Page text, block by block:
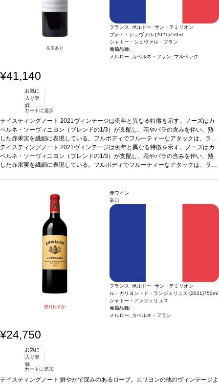
在庫あり
フランス ボルドー サン・テミリオン
プティ・シュヴァル (2021)750ml
シャトー・シュヴァル・ブラン
葡萄品種:
メルロー, カベルネ・フラン, マルベック
¥41,140
お気に
入り登
録
カートに追加
テイスティングノート 2021ヴィンテージは例年と異なる特徴を示す。ノーズはカ
ベルネ・ソーヴィニヨン（ブレンドの1/3）が支配し、花やバラの含みを伴い、熟
した赤果実を繊細に表現している。フルボディでフルーティーなアタックは、ラズ
ベリーを含み、たっぷりとしたミッドパレットを感じる。タンニンが多く、素直な
ストラクチャーで、高い熟成のポテンシャルを感じさせる。葡萄品種60% メルロ
ー、33% カベルネ・ソーヴィニヨン、7% カベルネ・フラン
テイスティングノート 2021ヴィンテージは例年と異なる特徴を示す。ノーズはカ
ベルネ・ソーヴィニヨン（ブレンドの1/3）が支配し、花やバラの含みを伴い、熟
した赤果実を繊細に表現している。フルボディでフルーティーなアタックは、ラズ
ー、33% カベルネ・ソーヴィニヨン、7% カベルネ・フラン
残りわずか
赤ワイン
辛口
フランス ボルドー サン・テミリオン
ル・カリヨン・ド・ランジェリュス (2021)750ml
シャトー・アンジェリュス
葡萄品種:
メルロー, カベルネ・フラン
¥24,750
お気に
入り登
録
カートに追加
テイスティングノート 鮮やかで深みのあるローブ。カリヨンの他のヴィンテージよ